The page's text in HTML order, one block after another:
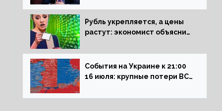
Рубль укрепляется, а цены
растут: экономист объяснил
на рынок РФ
События на Украине к 21:00
16 июля: крупные потери ВСУ
обстреливает Донбасс из